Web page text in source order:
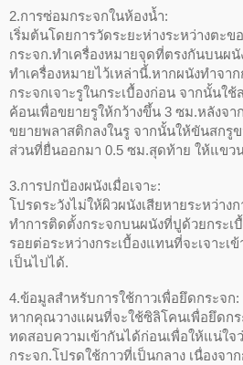
2.การซ่อมกระจกในห้องน้ำ:
เริ่มต้นโดยการวัดระยะห่างระหว่างตะ
กระจก.ทำเครื่องหมายจุดที่ตรงกันบนผ
ทำเครื่องหมายไว้เหล่านี้.หากผนังทำจา
กระจกเจาะรูในกระเบื้องก่อน จากนั้นใ
ค้อนเพื่อขยายรูให้กว้างขึ้น 3 ซม.หลังจา
ขยายพลาสติกลงในรู จากนั้นให้ขันสกรู
ส่วนที่ยื่นออกมา 0.5 ซม.สุดท้าย ให้แขว
3.การปกป้องผนังเมื่อเจาะ:
โปรดระวังไม่ให้ผิวผนังเสียหายระหว่าง
ทำการติดตั้งกระจกบนผนังที่ปูด้วยกระเ
รอยต่อระหว่างกระเบื้องแทนที่จะเจาะเ
เป็นไปได้.
4.ข้อมูลสำหรับการใช้กาวเพื่อยึดกระจก:
หากคุณวางแผนที่จะใช้ซิลิโคนเพื่อยึดก
ทดสอบความเข้ากันได้ก่อนเพื่อให้แน่ใจ
กระจก.โปรดใช้กาวที่เป็นกลาง เนื่องจา